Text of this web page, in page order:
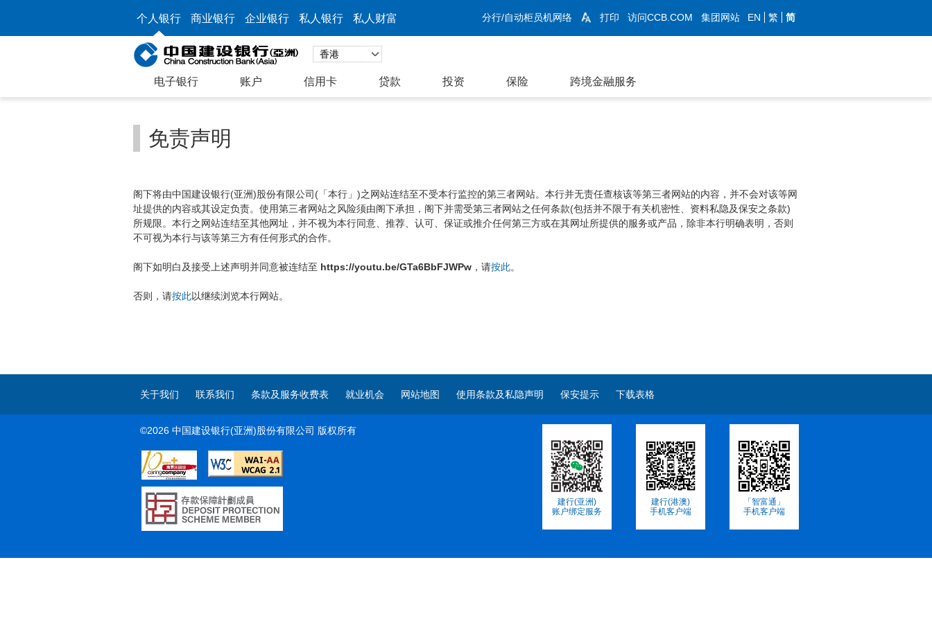
个人银行 商业银行 企业银行 私人银行 私人财富 分行/自动柜员机网络 打印 访问CCB.COM 集团网站 EN 繁 简
电子银行 账户 信用卡 贷款 投资 保险 跨境金融服务
免责声明
阁下将由中国建设银行(亚洲)股份有限公司(「本行」)之网站连结至不受本行监控的第三者网站。本行并无责任查核该等第三者网站的内容，并不会对该等网
址提供的内容或其设定负责。使用第三者网站之风险须由阁下承担，阁下并需受第三者网站之任何条款(包括并不限于有关机密性、资料私隐及保安之条款)
所规限。本行之网站连结至其他网址，并不视为本行同意、推荐、认可、保证或推介任何第三方或在其网址所提供的服务或产品，除非本行明确表明，否则
不可视为本行与该等第三方有任何形式的合作。
阁下如明白及接受上述声明并同意被连结至 https://youtu.be/GTa6BbFJWPw ，请按此。
否则，请按此以继续浏览本行网站。
关于我们 联系我们 条款及服务收费表 就业机会 网站地图 使用条款及私隐声明 保安提示 下载表格
©2026 中国建设银行(亚洲)股份有限公司 版权所有
建行(亚洲)
账户绑定服务
建行(港澳)
手机客户端
「智富通」
手机客户端